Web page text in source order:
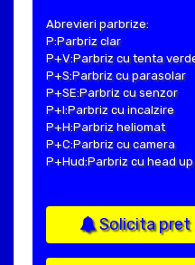
Abrevieri parbrize:
P:Parbriz clar
P+V:Parbriz cu tenta
P+S:Parbriz cu parasolar
P+SE:Parbriz cu senzor
P+I:Parbriz cu incalzire
P+H:Parbriz heliomat
P+C:Parbriz cu camera
P+Hud:Parbriz cu head
Solicita pret